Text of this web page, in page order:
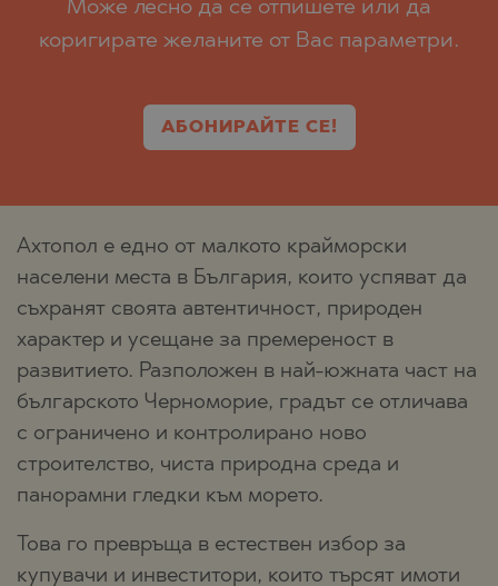
Може лесно да се отпишете или да
коригирате желаните от Вас параметри.
АБОНИРАЙТЕ СЕ!
Ахтопол е едно от малкото крайморски
населени места в България, които успяват да
съхранят своята автентичност, природен
характер и усещане за премереност в
развитието. Разположен в най-южната част на
българското Черноморие, градът се отличава
с ограничено и контролирано ново
строителство, чиста природна среда и
панорамни гледки към морето.
Това го превръща в естествен избор за
купувачи и инвеститори, които търсят имоти